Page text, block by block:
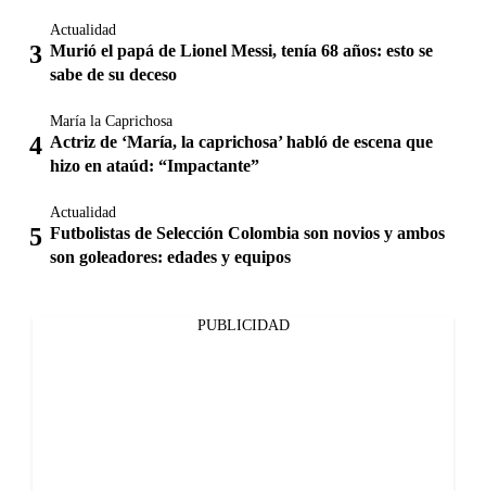
Actualidad
Murió el papá de Lionel Messi, tenía 68 años: esto se
sabe de su deceso
María la Caprichosa
Actriz de ‘María, la caprichosa’ habló de escena que
hizo en ataúd: “Impactante”
Actualidad
Futbolistas de Selección Colombia son novios y ambos
son goleadores: edades y equipos
PUBLICIDAD